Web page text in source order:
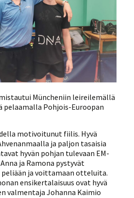
Müncheniin leireilemällä
pelaamalla Pohjois-Euroopan
motivoitunut fiilis. Hyvä
ja paljon tasaisia
hyvän pohjan tulevaan EM-
ja Ramona pystyvät
ja voittamaan otteluita.
ensikertalaisuus ovat hyvä
valmentaja Johanna Kaimio